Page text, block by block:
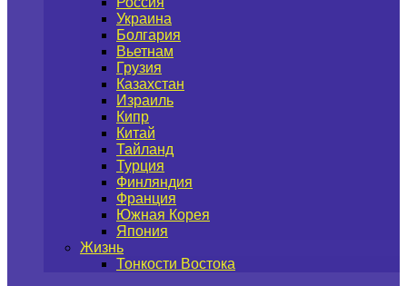
Украина
Болгария
Вьетнам
Грузия
Казахстан
Израиль
Кипр
Китай
Тайланд
Турция
Финляндия
Франция
Южная Корея
Япония
Жизнь
Тонкости Востока